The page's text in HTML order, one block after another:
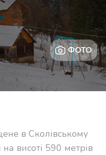
ФОТО
в Сколівському
на висоті 590 метрів